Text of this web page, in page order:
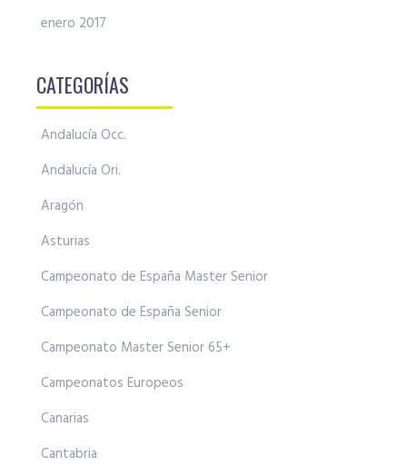
enero 2017
CATEGORÍAS
Andalucía Occ.
Andalucía Ori.
Aragón
Asturias
Campeonato de España Master Senior
Campeonato de España Senior
Campeonato Master Senior 65+
Campeonatos Europeos
Canarias
Cantabria